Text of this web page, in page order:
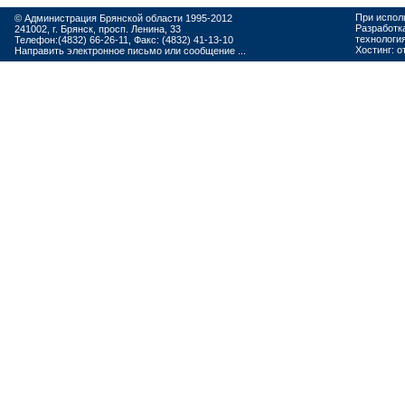
© Администрация Брянской области 1995-2012
241002, г. Брянск, просп. Ленина, 33
Телефон:(4832) 66-26-11, Факс: (4832) 41-13-10
Направить электронное письмо или сообщение ...
При
Хостинг: